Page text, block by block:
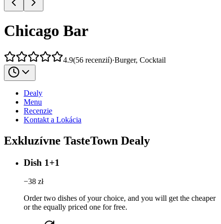
Chicago Bar
4.9(56 recenzií)·Burger, Cocktail
Dealy
Menu
Recenzie
Kontakt a Lokácia
Exkluzívne TasteTown Dealy
Dish 1+1
−38 zł
Order two dishes of your choice, and you will get the cheaper
or the equally priced one for free.